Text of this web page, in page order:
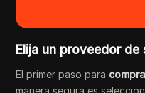
Elija un proveedor
El primer paso para
manera segura es